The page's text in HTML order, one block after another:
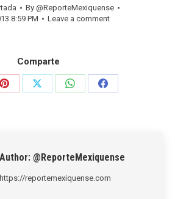
By @ReporteMexiquense
8:59 PM
Leave a comment
Comparte
Share
Share
Share
Share
Author: @ReporteMexiquense
https://reportemexiquense.com